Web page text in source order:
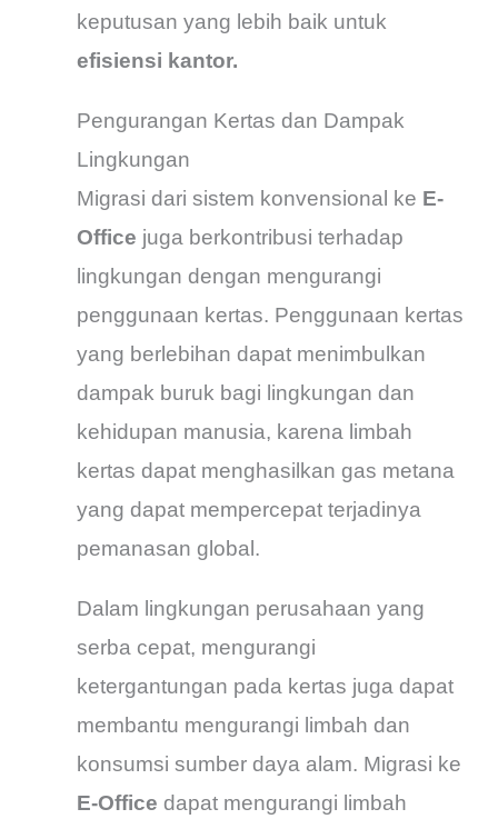
keputusan yang lebih baik untuk
efisiensi kantor.
Pengurangan Kertas dan Dampak
Lingkungan
Migrasi dari sistem konvensional ke E-
Office juga berkontribusi terhadap
lingkungan dengan mengurangi
penggunaan kertas. Penggunaan kertas
yang berlebihan dapat menimbulkan
dampak buruk bagi lingkungan dan
kehidupan manusia, karena limbah
kertas dapat menghasilkan gas metana
yang dapat mempercepat terjadinya
pemanasan global.
Dalam lingkungan perusahaan yang
serba cepat, mengurangi
ketergantungan pada kertas juga dapat
membantu mengurangi limbah dan
konsumsi sumber daya alam. Migrasi ke
E-Office dapat mengurangi limbah